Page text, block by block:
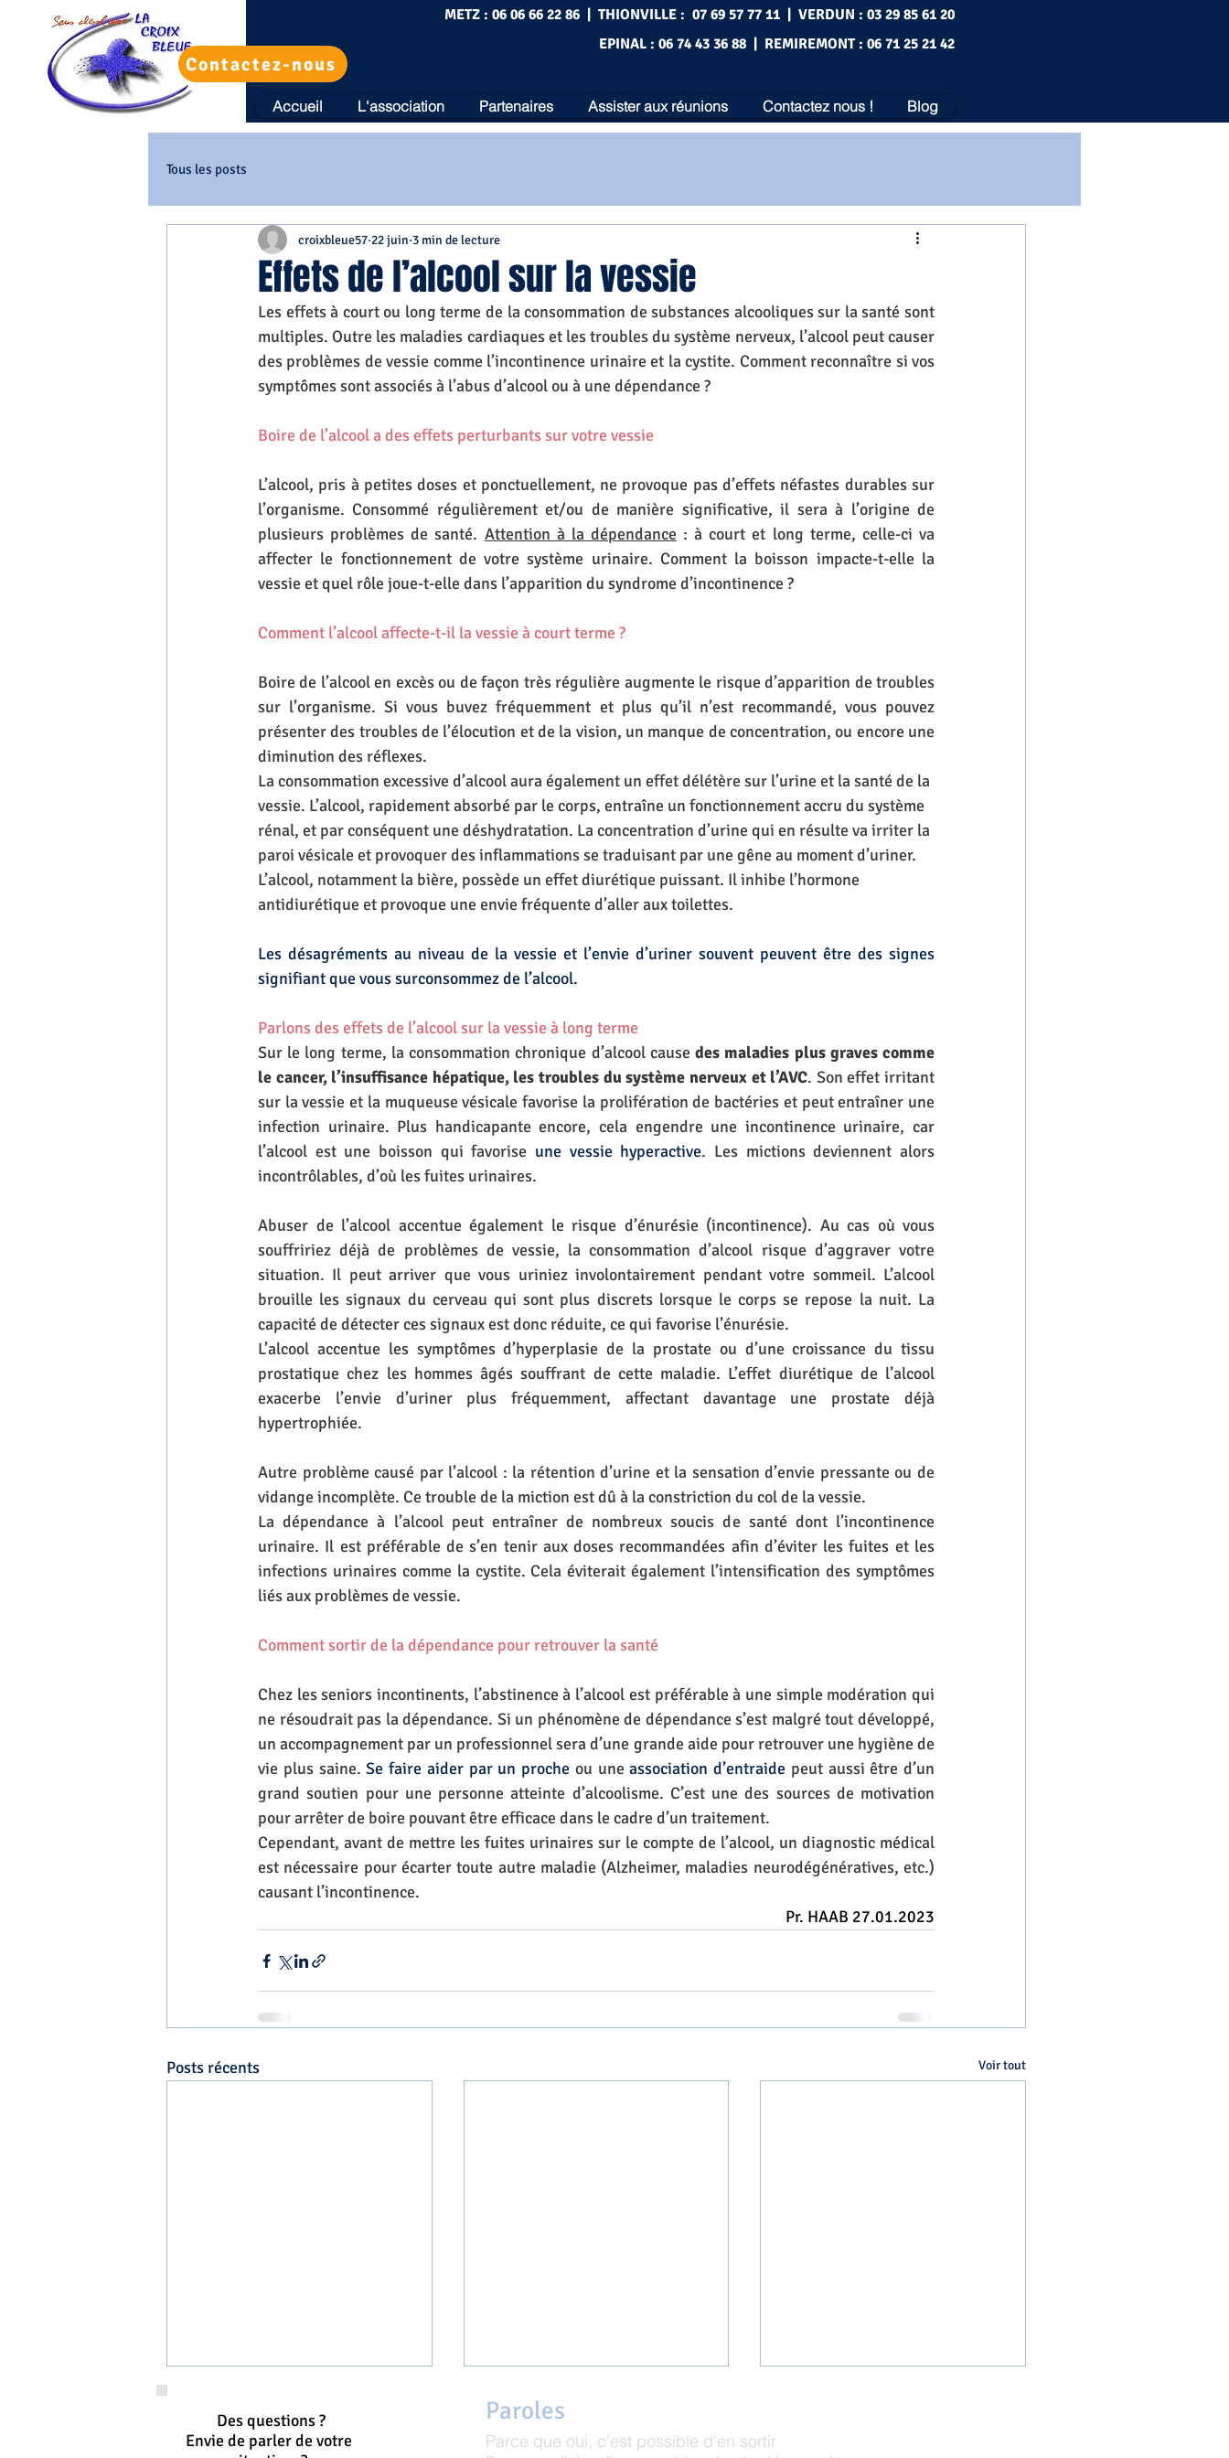
Contactez-nous
Accueil L'association Partenaires Assister aux réunions Contactez nous ! Blog
METZ : 06 06 66 22 86 | THIONVILLE : 07 69 57 77 11 | VERDUN : 03 29 85 61 20
EPINAL : 06 74 43 36 88 | REMIREMONT : 06 71 25 21 42
Tous les posts
Effets de l’alcool sur la vessie
croixbleue57 22 juin 3 min de lecture
Les effets à court ou long terme de la consommation de substances alcooliques sur la santé sont
multiples. Outre les maladies cardiaques et les troubles du système nerveux, l’alcool peut causer
des problèmes de vessie comme l’incontinence urinaire et la cystite. Comment reconnaître si vos
symptômes sont associés à l’abus d’alcool ou à une dépendance ?
Boire de l’alcool a des effets perturbants sur votre vessie
L’alcool, pris à petites doses et ponctuellement, ne provoque pas d’effets néfastes durables sur
l’organisme. Consommé régulièrement et/ou de manière significative, il sera à l’origine de
plusieurs problèmes de santé. Attention à la dépendance : à court et long terme, celle-ci va
affecter le fonctionnement de votre système urinaire. Comment la boisson impacte-t-elle la
vessie et quel rôle joue-t-elle dans l’apparition du syndrome d’incontinence ?
Comment l’alcool affecte-t-il la vessie à court terme ?
Boire de l’alcool en excès ou de façon très régulière augmente le risque d’apparition de troubles
sur l’organisme. Si vous buvez fréquemment et plus qu’il n’est recommandé, vous pouvez
présenter des troubles de l’élocution et de la vision, un manque de concentration, ou encore une
diminution des réflexes.
La consommation excessive d’alcool aura également un effet délétère sur l’urine et la santé de la
vessie. L’alcool, rapidement absorbé par le corps, entraîne un fonctionnement accru du système
rénal, et par conséquent une déshydratation. La concentration d’urine qui en résulte va irriter la
paroi vésicale et provoquer des inflammations se traduisant par une gêne au moment d’uriner.
L’alcool, notamment la bière, possède un effet diurétique puissant. Il inhibe l’hormone
antidiurétique et provoque une envie fréquente d’aller aux toilettes.
Les désagréments au niveau de la vessie et l’envie d’uriner souvent peuvent être des signes
signifiant que vous surconsommez de l’alcool.
Parlons des effets de l’alcool sur la vessie à long terme
Sur le long terme, la consommation chronique d’alcool cause des maladies plus graves comme
le cancer, l’insuffisance hépatique, les troubles du système nerveux et l’AVC. Son effet irritant
sur la vessie et la muqueuse vésicale favorise la prolifération de bactéries et peut entraîner une
infection urinaire. Plus handicapante encore, cela engendre une incontinence urinaire, car
l’alcool est une boisson qui favorise une vessie hyperactive. Les mictions deviennent alors
incontrôlables, d’où les fuites urinaires.
Abuser de l’alcool accentue également le risque d’énurésie (incontinence). Au cas où vous
souffririez déjà de problèmes de vessie, la consommation d’alcool risque d’aggraver votre
situation. Il peut arriver que vous uriniez involontairement pendant votre sommeil. L’alcool
brouille les signaux du cerveau qui sont plus discrets lorsque le corps se repose la nuit. La
capacité de détecter ces signaux est donc réduite, ce qui favorise l’énurésie.
L’alcool accentue les symptômes d’hyperplasie de la prostate ou d’une croissance du tissu
prostatique chez les hommes âgés souffrant de cette maladie. L’effet diurétique de l’alcool
exacerbe l’envie d’uriner plus fréquemment, affectant davantage une prostate déjà
hypertrophiée.
Autre problème causé par l’alcool : la rétention d’urine et la sensation d’envie pressante ou de
vidange incomplète. Ce trouble de la miction est dû à la constriction du col de la vessie.
La dépendance à l’alcool peut entraîner de nombreux soucis de santé dont l’incontinence
urinaire. Il est préférable de s’en tenir aux doses recommandées afin d’éviter les fuites et les
infections urinaires comme la cystite. Cela éviterait également l’intensification des symptômes
liés aux problèmes de vessie.
Comment sortir de la dépendance pour retrouver la santé
Chez les seniors incontinents, l’abstinence à l’alcool est préférable à une simple modération qui
ne résoudrait pas la dépendance. Si un phénomène de dépendance s’est malgré tout développé,
un accompagnement par un professionnel sera d’une grande aide pour retrouver une hygiène de
vie plus saine. Se faire aider par un proche ou une association d’entraide peut aussi être d’un
grand soutien pour une personne atteinte d’alcoolisme. C’est une des sources de motivation
pour arrêter de boire pouvant être efficace dans le cadre d’un traitement.
Cependant, avant de mettre les fuites urinaires sur le compte de l’alcool, un diagnostic médical
est nécessaire pour écarter toute autre maladie (Alzheimer, maladies neurodégénératives, etc.)
causant l’incontinence.
Pr. HAAB 27.01.2023
Posts récents Voir tout
Des questions ?
Envie de parler de votre
Paroles
Parce que oui, c'est possible d'en sortir